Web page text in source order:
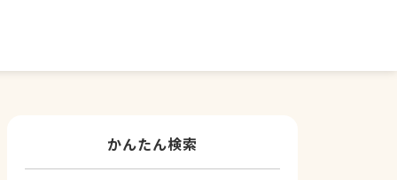
かんたん検索